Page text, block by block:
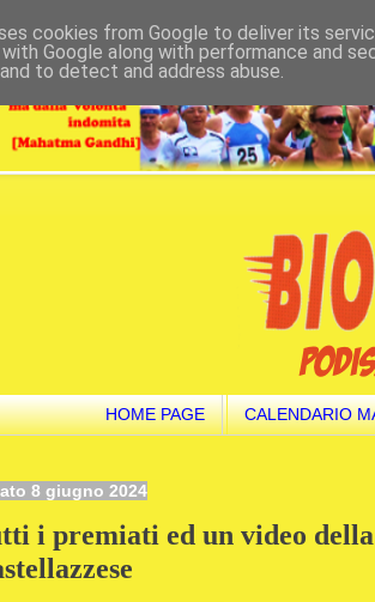
HOME PAGE CALENDARIO
8 giugno 2024
i premiati ed un video
cookies from Google to deliver its
with Google along with performance and
to detect and address abuse.